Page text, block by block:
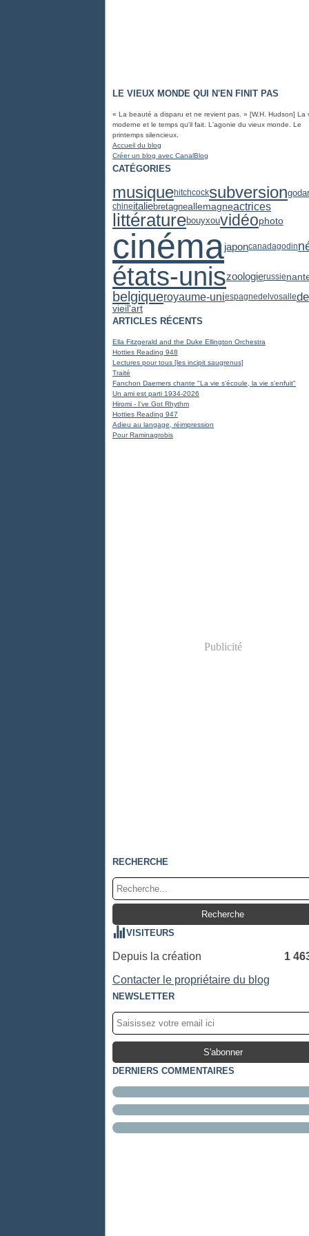
LE VIEUX MONDE QUI N'EN FINIT PAS
« La beauté a disparu et ne revient pas. » [W.H. Hudson] La
moderne et le temps qu'il fait. L'agonie du vieux monde. Le
printemps silencieux.
Accueil du blog
Créer un blog avec CanalBlog
CATÉGORIES
musiquehitchcocksubversion
chineitaliebretagneallemagneactrices
littératurebouyxouvidéophoto
cinémajaponcanadagodin
états-uniszoologierussie
belgiqueroyaume-uniespagnedelvosalle
vieil'art
ARTICLES RÉCENTS
Ella Fitzgerald and the Duke Ellington Orchestra
Hotties Reading 948
Lectures pour tous [les incipit saugrenus]
Traité
Fanchon Daemers chante "La vie s'écoule, la vie s'enfuit"
Un ami est parti 1934-2026
Hiromi - I've Got Rhythm
Hotties Reading 947
Adieu au langage, réimpression
Pour Raminagrobis
Publicité
RECHERCHE
VISITEURS
Depuis la création
1
Contacter le propriétaire du blog
NEWSLETTER
DERNIERS COMMENTAIRES